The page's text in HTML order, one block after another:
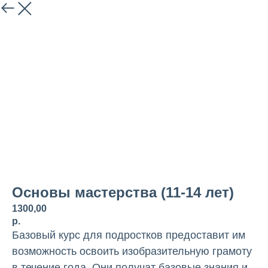
назад
Основы мастерства (11-14 лет)
1300,00
р.
Базовый курс для подростков предоставит им
возможность освоить изобразительную грамоту